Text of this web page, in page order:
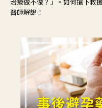
醫師解說！